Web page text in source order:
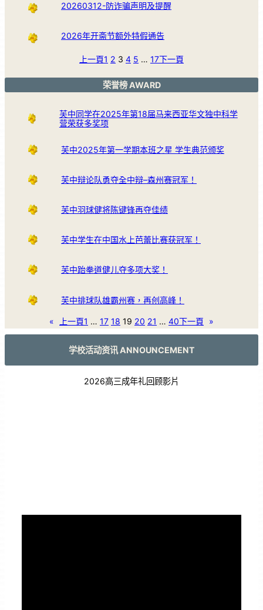
20260312-防诈骗声明及提醒
2026年开斋节额外特假通告
上一頁1 2 3 4 5 … 17下一頁
荣誉榜 AWARD
芙中同学在2025年第18届马来西亚华文独中科学
营荣获多奖项
芙中2025年第一学期本班之星 学生典范颁奖
芙中辩论队勇夺全中辩–森州赛冠军！
芙中羽球健将陈键锋再夺佳绩
芙中学生在中国水上芭蕾比赛获冠军！
芙中跆拳道健儿夺多项大奖！
芙中排球队雄霸州赛，再创高峰！
« 上一頁1 … 17 18 19 20 21 … 40下一頁 »
学校活动资讯 ANNOUNCEMENT
2026高三成年礼回顾影片